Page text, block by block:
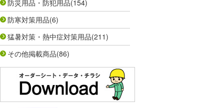
防災用品・防犯用品(154)
防寒対策用品(6)
猛暑対策・熱中症対策用品(211)
その他掲載商品(86)